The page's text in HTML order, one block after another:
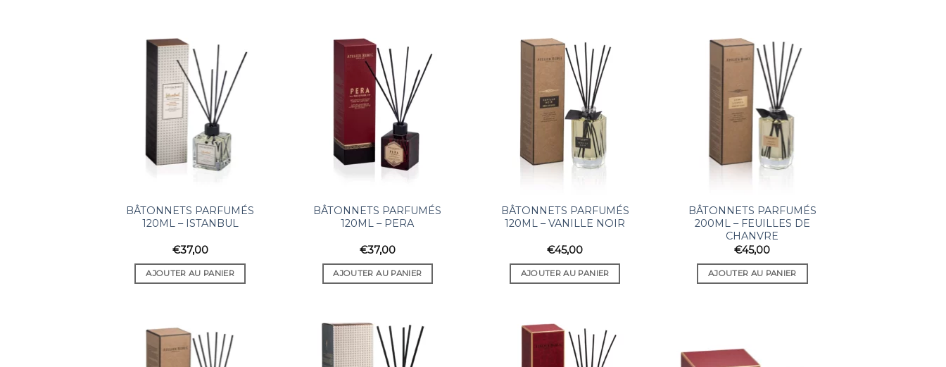
BÂTONNETS PARFUMÉS
120ML – ISTANBUL
€37,00
AJOUTER AU PANIER
BÂTONNETS PARFUMÉS
120ML – PERA
€37,00
AJOUTER AU PANIER
BÂTONNETS PARFUMÉS
120ML – VANILLE NOIR
€45,00
AJOUTER AU PANIER
BÂTONNETS PARFUMÉS
200ML – FEUILLES DE
CHANVRE
€45,00
AJOUTER AU PANIER